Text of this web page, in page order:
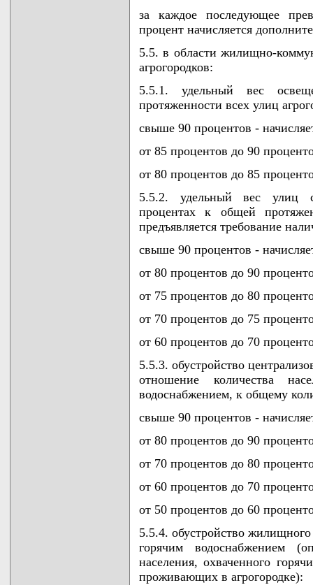
за каждое последующее
процент начисляется
5.5. в области жилищно-
агрогородков:
5.5.1. удельный вес
протяженности всех улиц
свыше 90 процентов -
от 85 процентов до 90
от 80 процентов до 85
5.5.2. удельный вес улиц
процентах к общей
предъявляется требование
свыше 90 процентов -
от 80 процентов до 90
от 75 процентов до 80
от 70 процентов до 75
от 60 процентов до 70
5.5.3. обустройство
отношение количества
водоснабжением, к общему
свыше 90 процентов -
от 80 процентов до 90
от 70 процентов до 80
от 60 процентов до 70
от 50 процентов до 60
5.5.4. обустройство
горячим водоснабжением
населения, охваченного
проживающих в агрогородке):